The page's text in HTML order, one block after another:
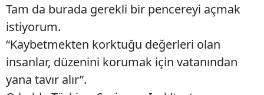
Tam da burada gerekli bir pencereyi açmak
istiyorum.
“Kaybetmekten korktuğu değerleri olan
insanlar, düzenini korumak için vatanından
yana tavır alır”.